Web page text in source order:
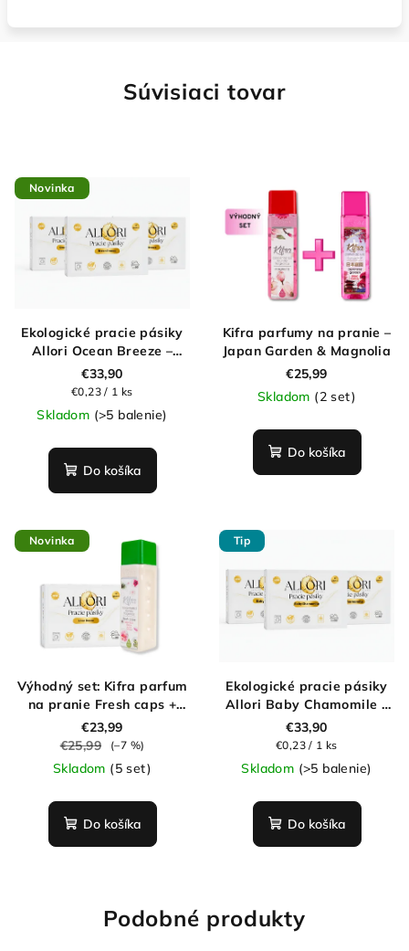
Súvisiaci tovar
Novinka
Ekologické pracie pásiky
Allori Ocean Breeze –
výhodné balenie 150 praní
€33,90
Jednotková
cena:
€0,23 / 1 ks
Skladom (>5 balenie)
Do košíka
Kifra parfumy na pranie –
Japan Garden & Magnolia
€25,99
Skladom (2 set)
Do košíka
Novinka
Výhodný set: Kifra parfum
na pranie Fresh caps +
Allori pracie pásiky Linen
Breeze
€23,99
€25,99
(–7 %)
Skladom (5 set)
Do košíka
Tip
Ekologické pracie pásiky
Allori Baby Chamomile –
výhodné balenie 150 praní
€33,90
Jednotková
cena:
€0,23 / 1 ks
Skladom (>5 balenie)
Do košíka
Podobné produkty